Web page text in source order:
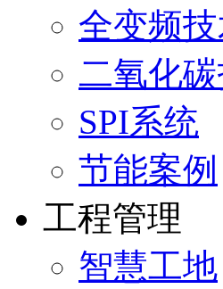
全变频
二氧化
SPI系统
节能案例
工程管理
智慧工地